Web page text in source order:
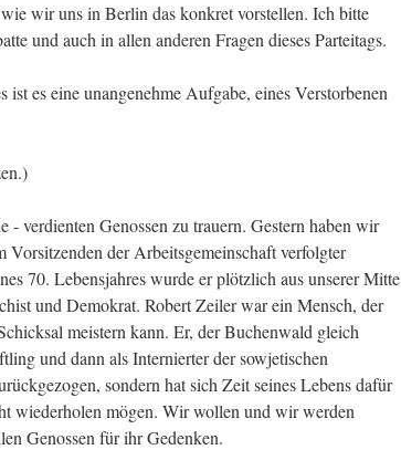
wir uns in Berlin das konkret vorstellen. Ich bitte
und auch in allen anderen Fragen dieses Parteitags.
es eine unangenehme Aufgabe, eines Verstorbenen
verdienten Genossen zu trauern. Gestern haben wir
der Arbeitsgemeinschaft verfolgter
70. Lebensjahres wurde er plötzlich aus unserer Mitte
und Demokrat. Robert Zeiler war ein Mensch, der
meistern kann. Er, der Buchenwald gleich
und dann als Internierter der sowjetischen
sondern hat sich Zeit seines Lebens dafür
wiederholen mögen. Wir wollen und wir werden
Genossen für ihr Gedenken.